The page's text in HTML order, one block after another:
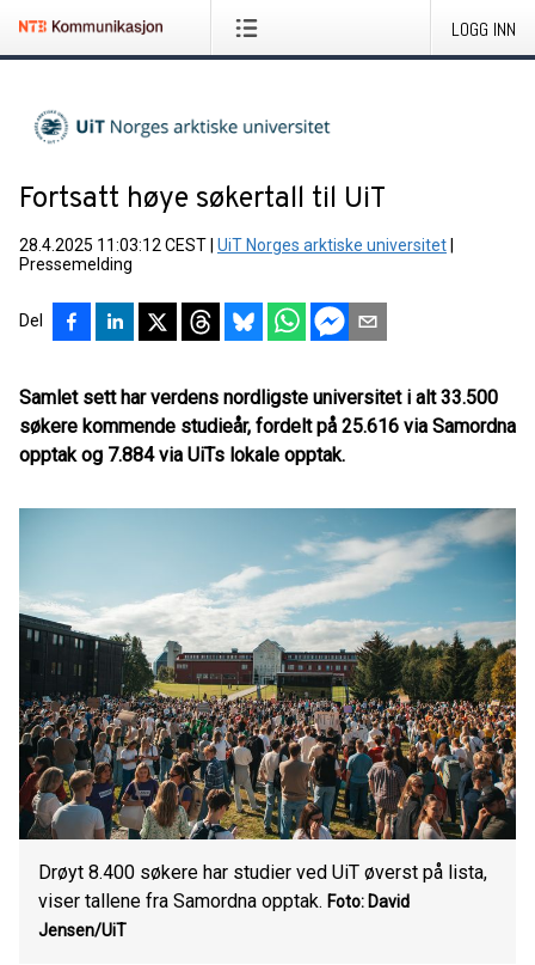
LOGG INN
Fortsatt høye søkertall til UiT
28.4.2025 11:03:12 CEST UiT Norges arktiske universitet
Pressemelding
Del
Samlet sett har verdens nordligste universitet i alt 33.500
søkere kommende studieår, fordelt på 25.616 via Samordna
opptak og 7.884 via UiTs lokale opptak.
Drøyt 8.400 søkere har studier ved UiT øverst på lista,
viser tallene fra Samordna opptak. Foto: David
Jensen/UiT